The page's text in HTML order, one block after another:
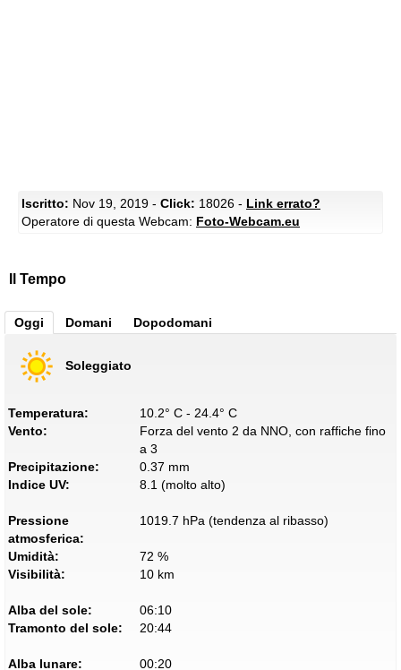
Iscritto: Nov 19, 2019 - Click: 18026 - Link errato?
Operatore di questa Webcam: Foto-Webcam.eu
Il Tempo
Oggi Domani Dopodomani
Soleggiato
Temperatura:
10.2° C - 24.4° C
Vento:
Forza del vento 2 da NNO, con raffiche fino
a 3
Precipitazione:
0.37 mm
Indice UV:
8.1 (molto alto)
Pressione
atmosferica:
1019.7 hPa (tendenza al ribasso)
Umidità:
72 %
Visibilità:
10 km
Alba del sole:
06:10
Tramonto del sole:
20:44
Alba lunare:
00:20